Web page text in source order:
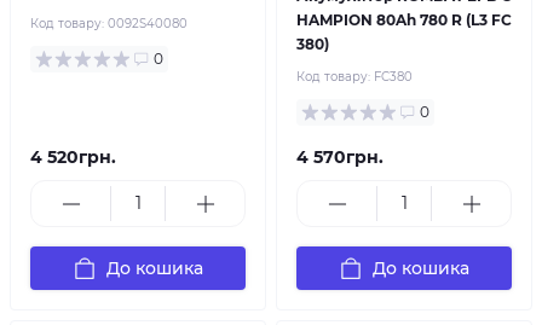
Код товару: 0092S40080
0
4 520грн.
До кошика
HAMPION 80Ah 780 R (L3 FC
380)
Код товару: FC380
0
4 570грн.
До кошика